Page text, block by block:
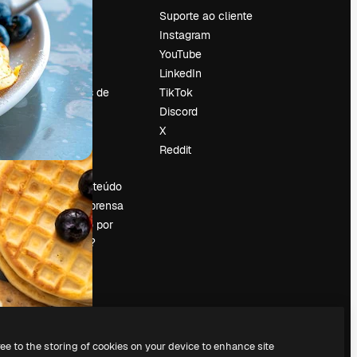
Preços
Sobre nós
Reviews
Emprego
Tendências de
pesquisa
Blog
Slidesgo
Vender conteúdo
Sala de imprensa
Procurando por
magnific.ai?
Suporte ao cliente
Instagram
YouTube
LinkedIn
TikTok
Discord
X
Reddit
to the storing of cookies on your device to enhance site